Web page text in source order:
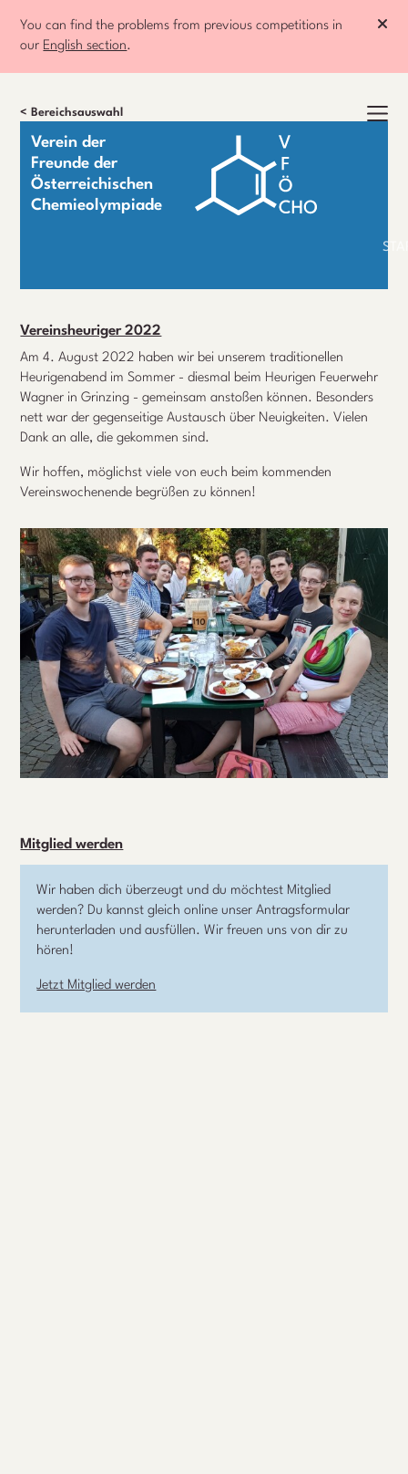
You can find the problems from previous competitions in
our English section.
< Bereichsauswahl
Verein der
Freunde der
Österreichischen
Chemieolympiade
Vereinsheuriger 2022
Am4. August 2022 haben wir bei unserem traditionellen
Heurigenabend im Sommer - diesmal beim Heurigen Feuerwehr
Wagner in Grinzing - gemeinsam anstoßen können. Besonders
nett war der gegenseitige Austausch über Neuigkeiten. Vielen
Dank an alle, die gekommen sind.
Wir hoffen, möglichst viele von euch beim kommenden
Vereinswochenende begrüßen zu können!
Mitglied werden
Wir haben dich überzeugt und du möchtest Mitglied
werden? Du kannst gleich online unser Antragsformular
herunterladen und ausfüllen. Wir freuen uns von dir zu
hören!
Jetzt Mitglied werden